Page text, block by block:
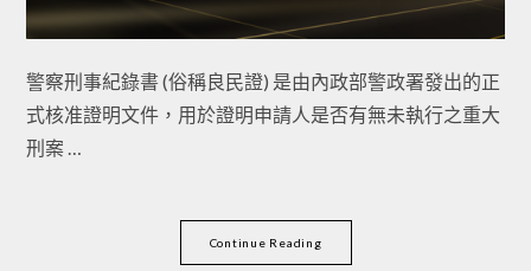
警察刑事紀錄書 (俗稱良民證) 是由內政部警政署發出的正
式核准證明文件，用於證明申請人是否有無未執行之重大
刑案 …
Continue Reading